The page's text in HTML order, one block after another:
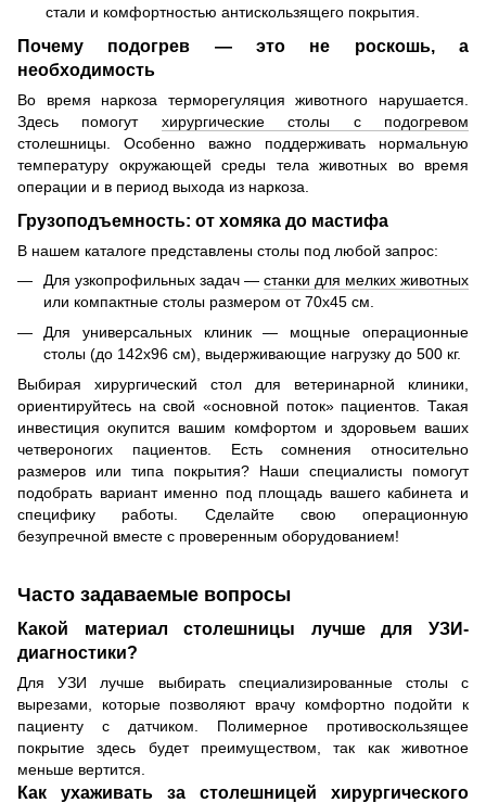
стали и комфортностью антискользящего покрытия.
Почему подогрев — это не роскошь, а
необходимость
Во время наркоза терморегуляция животного нарушается.
Здесь помогут хирургические столы с подогревом
столешницы. Особенно важно поддерживать нормальную
температуру окружающей среды тела животных во время
операции и в период выхода из наркоза.
Грузоподъемность: от хомяка до мастифа
В нашем каталоге представлены столы под любой запрос:
Для узкопрофильных задач — станки для мелких животных
или компактные столы размером от 70х45 см.
Для универсальных клиник — мощные операционные
столы (до 142х96 см), выдерживающие нагрузку до 500 кг.
Выбирая хирургический стол для ветеринарной клиники,
ориентируйтесь на свой «основной поток» пациентов. Такая
инвестиция окупится вашим комфортом и здоровьем ваших
четвероногих пациентов. Есть сомнения относительно
размеров или типа покрытия? Наши специалисты помогут
подобрать вариант именно под площадь вашего кабинета и
специфику работы. Сделайте свою операционную
безупречной вместе с проверенным оборудованием!
Часто задаваемые вопросы
Какой материал столешницы лучше для УЗИ-
диагностики?
Для УЗИ лучше выбирать специализированные столы с
вырезами, которые позволяют врачу комфортно подойти к
пациенту с датчиком. Полимерное противоскользящее
покрытие здесь будет преимуществом, так как животное
меньше вертится.
Как ухаживать за столешницей хирургического